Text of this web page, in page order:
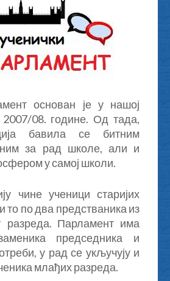
основан је у нашој
08. године. Од тада,
бавила се битним
за рад школе, али и
у самој школи.
чине ученици старијих
то по два предстваника из
разреда. Парламент има
председника и
у рад се укључују и
млађих разреда.